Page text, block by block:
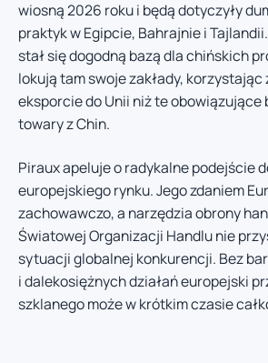
wiosną 2026 roku i będą dotyczyły
praktyk w Egipcie, Bahrajnie i
stał się dogodną bazą dla chińskich
lokują tam swoje zakłady, korzystając
eksporcie do Unii niż te obowiązujące
towary z Chin.
Piraux apeluje o radykalne podejście
europejskiego rynku. Jego zdaniem
zachowawczo, a narzędzia obrony
Światowej Organizacji Handlu nie
sytuacji globalnej konkurencji. Bez
i dalekosiężnych działań europejski
szklanego może w krótkim czasie